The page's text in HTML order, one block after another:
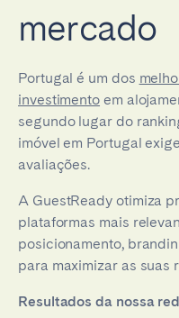
mercado
Portugal é um dos
investimento em
segundo lugar do
imóvel em Portugal
avaliações.
A GuestReady otimiza
plataformas mais
posicionamento,
para maximizar as suas
Resultados da nossa